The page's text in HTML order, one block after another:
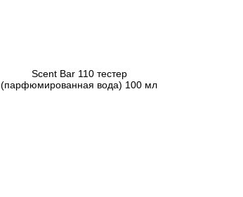
Scent Bar 110 тестер
(парфюмированная вода) 100 мл